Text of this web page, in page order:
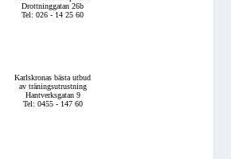
Drottninggatan 26b
Tel: 026 - 14 25 60
Karlskronas bästa utbud
av träningsutrustning
Hantverksgatan 9
Tel: 0455 - 147 60